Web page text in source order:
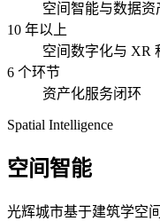
空间智能与数据资
10 年以上
空间数字化与 XR
6 个环节
资产化服务闭环
Spatial Intelligence
空间智能
光辉城市基于建筑学空